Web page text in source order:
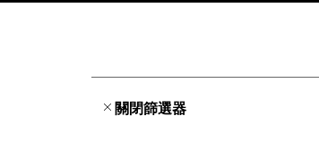
關閉篩選器